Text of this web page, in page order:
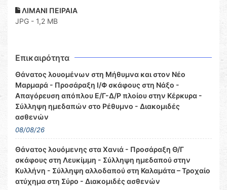
ΛΙΜΑΝΙ ΠΕΙΡΑΙΑ
JPG - 1,2 MB
Επικαιρότητα
Θάνατος λουομένων στη Μήθυμνα και στον Νέο
Μαρμαρά - Προσάραξη Ι/Φ σκάφους στη Νάξο -
Απαγόρευση απόπλου Ε/Γ-Δ/Ρ πλοίου στην Κέρκυρα -
Σύλληψη ημεδαπών στο Ρέθυμνο - Διακομιδές
ασθενών
08/08/26
Θάνατος λουόμενης στα Χανιά - Προσάραξη Θ/Γ
σκάφους στη Λευκίμμη - Σύλληψη ημεδαπού στην
Κυλλήνη - Σύλληψη αλλοδαπού στη Καλαμάτα – Τροχαίο
ατύχημα στη Σύρο - Διακομιδές ασθενών